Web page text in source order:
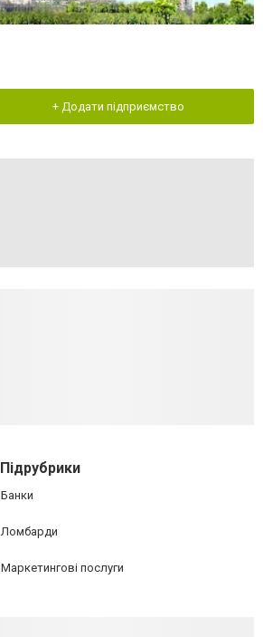
+ Додати підприємство
Підрубрики
Банки
Ломбарди
Маркетингові послуги